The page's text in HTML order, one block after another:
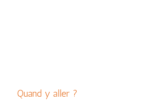
Quand y aller ?